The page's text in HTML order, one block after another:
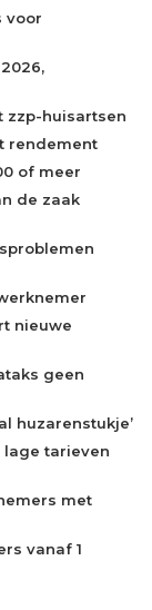
voor
zzp-huisartsen
rendement
of meer
de zaak
nieuwe
geen
huzarenstukje’
lage tarieven
met
vanaf 1